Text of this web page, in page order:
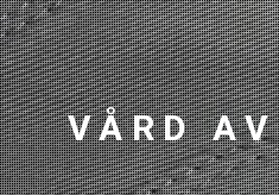
VÅRD